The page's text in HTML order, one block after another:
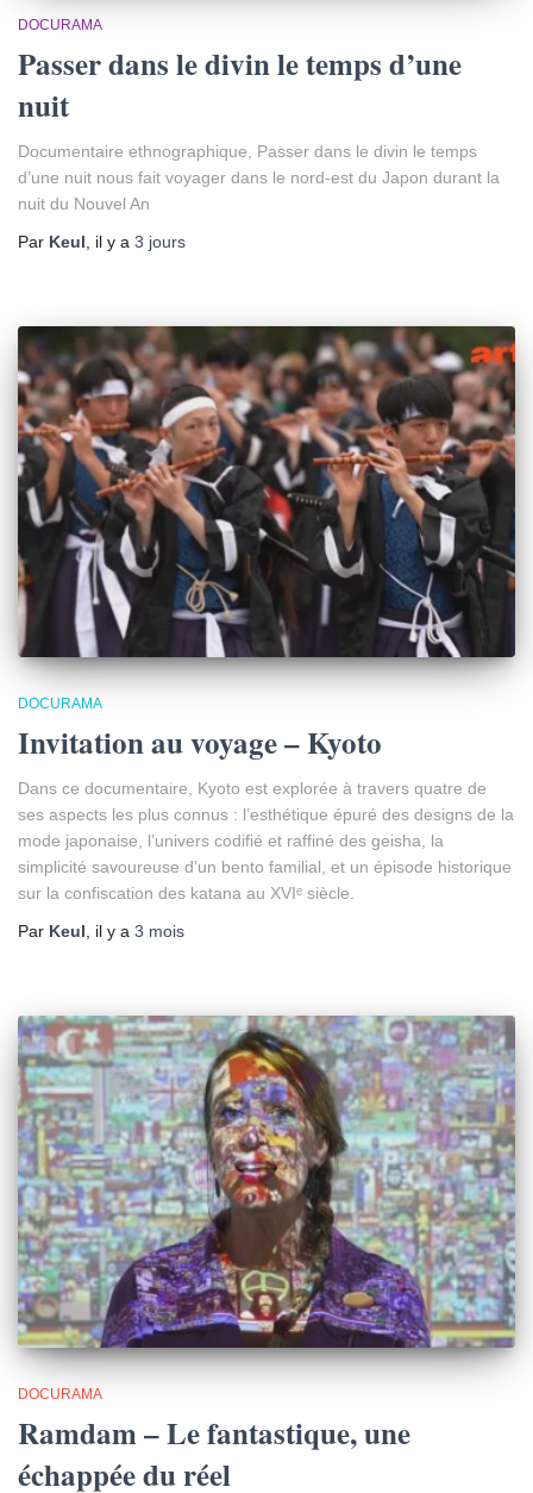
DOCURAMA
Passer dans le divin le temps d’une
nuit
Documentaire ethnographique, Passer dans le divin le temps
d’une nuit nous fait voyager dans le nord-est du Japon durant la
nuit du Nouvel An
Par Keul , il y a 3 jours
DOCURAMA
Invitation au voyage – Kyoto
Dans ce documentaire, Kyoto est explorée à travers quatre de
ses aspects les plus connus : l’esthétique épuré des designs de la
mode japonaise, l’univers codifié et raffiné des geisha, la
simplicité savoureuse d’un bento familial, et un épisode historique
sur la confiscation des katana au XVIᵉ siècle.
Par Keul, il y a 3 mois
DOCURAMA
Ramdam – Le fantastique, une
échappée du réel